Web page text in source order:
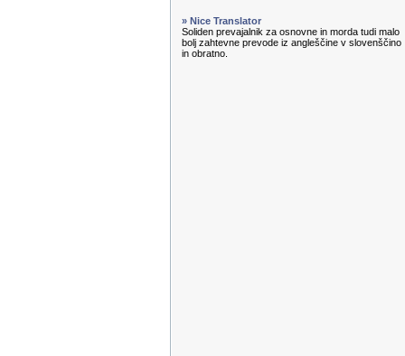
» Nice Translator
Soliden prevajalnik za osnovne in morda tudi malo
bolj zahtevne prevode iz angleščine v slovenščino
in obratno.